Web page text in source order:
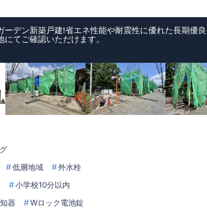
デン新築戸建!省エネ性能や耐震性に優れた長期優
てご確認いただけます。
低層地域
外水栓
小学校10分以内
器
Wロック電池錠